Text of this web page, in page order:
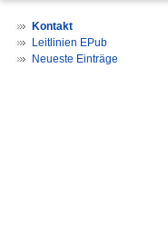
Kontakt
Leitlinien EPub
Neueste Einträge